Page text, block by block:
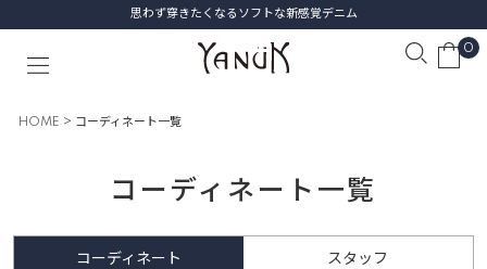
思わず穿きたくなるソフトな新感覚デニム
0
HOME コーディネート一覧
コーディネート一覧
コーディネート スタッフ